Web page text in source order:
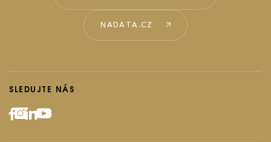
NADATA.CZ
SLEDUJTE NÁS